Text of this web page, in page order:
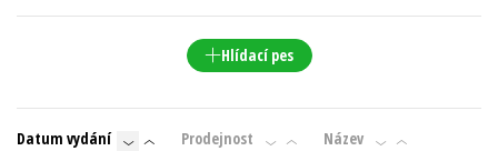
Hlídací pes
Datum vydání Prodejnost
Název